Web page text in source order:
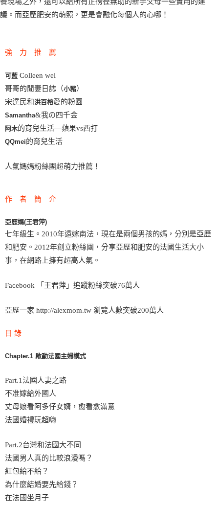
議。而亞歷肥安的萌照，更是會融化每個人的心哪！
強 力 推 薦
可藍 Colleen wei
哥哥的閒妻日誌（小豬）
宋達民和洪百榕愛的粉園
Samantha&我の四千金
阿木的育兒生活—蘋果vs西打
QQmei的育兒生活
人氣媽媽粉絲團超萌力推薦！
作 者 簡 介
亞歷媽(王君萍)
七年級生。2010年遠嫁南法，現在是兩個男孩的媽，分別是亞歷
和肥安。2012年創立粉絲團，分享亞歷和肥安的法國生活大小
事，在網路上擁有超高人氣。
Facebook 「王君萍」 追蹤粉絲突破76萬人
亞歷一家 http://alexmom.tw 瀏覽人數突破200萬人
目 錄
Chapter.1 啟動法國主婦模式
Part.1法國人妻之路
不准嫁給外國人
丈母娘看阿多仔女婿，愈看愈滿意
法國婚禮玩超嗨
Part.2台灣和法國大不同
法國男人真的比較浪漫嗎？
紅包給不給？
為什麼結婚要先給錢？
在法國坐月子